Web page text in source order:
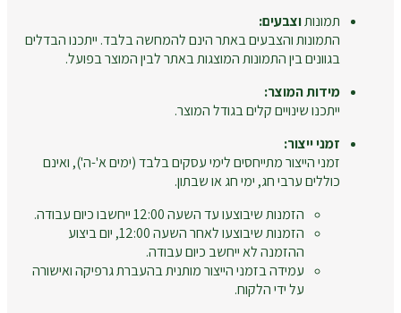
תמונותוצבעים:
התמונות והצבעים באתר הינם להמחשה בלבד. ייתכנו הבדלים
בגוונים בין התמונות המוצגות באתר לבין המוצר בפועל.
מידות המוצר:
ייתכנו שינויים קלים בגודל המוצר.
זמני ייצור:
זמני הייצור מתייחסים לימי עסקים בלבד (ימים א'-ה'), ואינם
כוללים ערבי חג, ימי חג או שבתון.
הזמנות שיבוצעו עד השעה 12:00 ייחשבו כיום עבודה.
הזמנות שיבוצעו לאחר השעה 12:00, יום ביצוע
ההזמנה לא ייחשב כיום עבודה.
עמידה בזמני הייצור מותנית בהעברת גרפיקה ואישורה
על ידי הלקוח.